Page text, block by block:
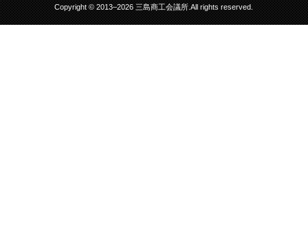
Copyright © 2013–2026 三島商工会議所.All rights reserved.